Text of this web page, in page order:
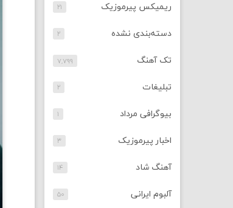
ریمیکس پیرموزیک ۲۱
دسته‌بندی نشده ۲
تک آهنگ ۷,۷۹۹
تبلیغات ۲
بیوگرافی مرداد ۱
اخبار پیرموزیک ۳
آهنگ شاد ۱۴
آلبوم ایرانی ۵۰